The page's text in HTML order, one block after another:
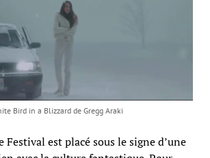
Bird in a Blizzard de Gregg Araki
Festival est placé sous le signe d’une